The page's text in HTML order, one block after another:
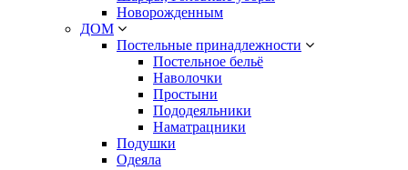
Новорожденным
ДОМ
Постельные принадлежности
Постельное бельё
Наволочки
Простыни
Пододеяльники
Наматрацники
Подушки
Одеяла